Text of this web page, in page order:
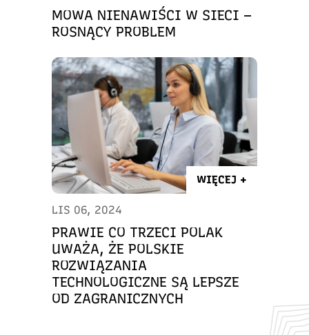
MOWA NIENAWIŚCI W SIECI –
ROSNĄCY PROBLEM
WIĘCEJ +
LIS 06, 2024
PRAWIE CO TRZECI POLAK
UWAŻA, ŻE POLSKIE
ROZWIĄZANIA
TECHNOLOGICZNE SĄ LEPSZE
OD ZAGRANICZNYCH